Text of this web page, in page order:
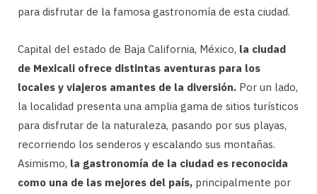
para disfrutar de la famosa gastronomía de esta ciudad.
Capital del estado de Baja California, México, la ciudad
de Mexicali ofrece distintas aventuras para los
locales y viajeros amantes de la diversión. Por un lado,
la localidad presenta una amplia gama de sitios turísticos
para disfrutar de la naturaleza, pasando por sus playas,
recorriendo los senderos y escalando sus montañas.
Asimismo, la gastronomía de la ciudad es reconocida
como una de las mejores del país, principalmente por